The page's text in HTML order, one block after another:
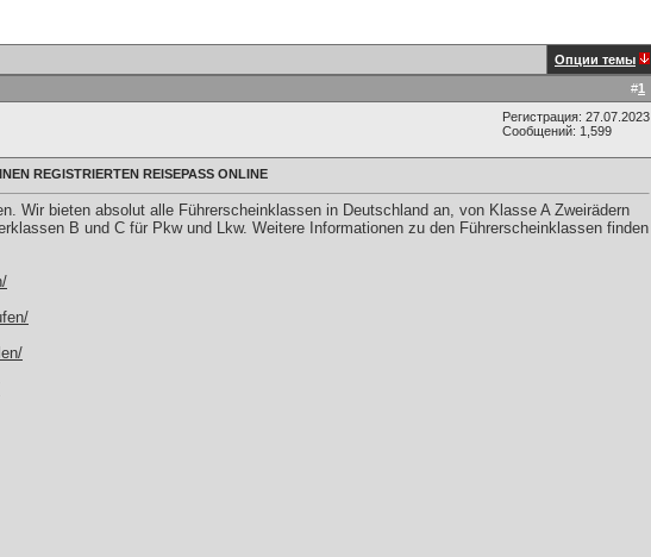
Опции темы
#1
Регистрация: 27.07.2023
Сообщений: 1,599
REGISTRIERTEN REISEPASS ONLINE
Wir bieten absolut alle Führerscheinklassen in Deutschland an, von Klasse A Zweirädern
B und C für Pkw und Lkw. Weitere Informationen zu den Führerscheinklassen finden